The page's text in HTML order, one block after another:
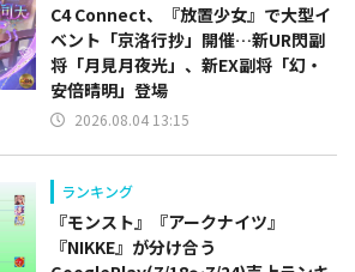
C4 Connect、『放置少女』で大型イ
ベント「京洛行抄」開催…新UR閃副
将「月見月夜光」、新EX副将「幻・
安倍晴明」登場
2026.08.04 13:15
ランキング
『モンスト』『アークナイツ』
『NIKKE』が分け合う